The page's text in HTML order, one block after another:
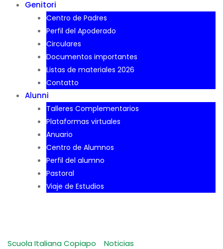
Genitori
Centro de Padres
Perfil del Apoderado
Circulares
Documentos importantes
Listas de materiales 2026
Contatto
Alunni
Talleres Complementarios
Plataformas virtuales
Anuario
Centro de Alumnos
Perfil del alumno
Pastoral
Viaje de Estudios
Scuola Italiana Copiapo Noticias